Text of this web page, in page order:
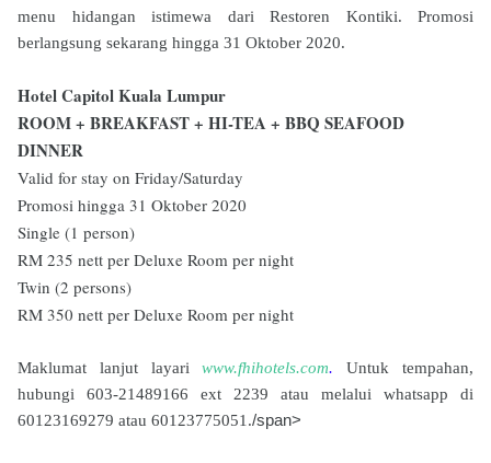
menu hidangan istimewa dari Restoren Kontiki. Promosi
berlangsung sekarang hingga 31 Oktober 2020.
Hotel Capitol Kuala Lumpur
ROOM + BREAKFAST + HI-TEA + BBQ SEAFOOD
DINNER
Valid for stay on Friday/Saturday
Promosi hingga 31 Oktober 2020
Single (1 person)
RM 235 nett per Deluxe Room per night
Twin (2 persons)
RM 350 nett per Deluxe Room per night
Maklumat lanjut layariwww.fhihotels.com.Untuk tempahan,
hubungi 603-21489166 ext 2239 atau melalui whatsapp di
60123169279 atau 60123775051./span>